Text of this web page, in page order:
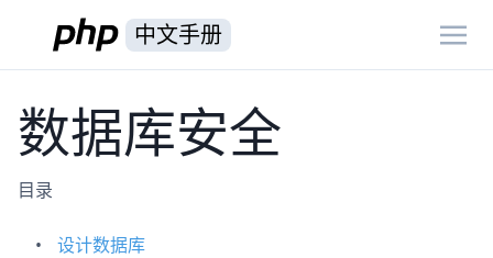
中文手册
数据库安全
目录
设计数据库